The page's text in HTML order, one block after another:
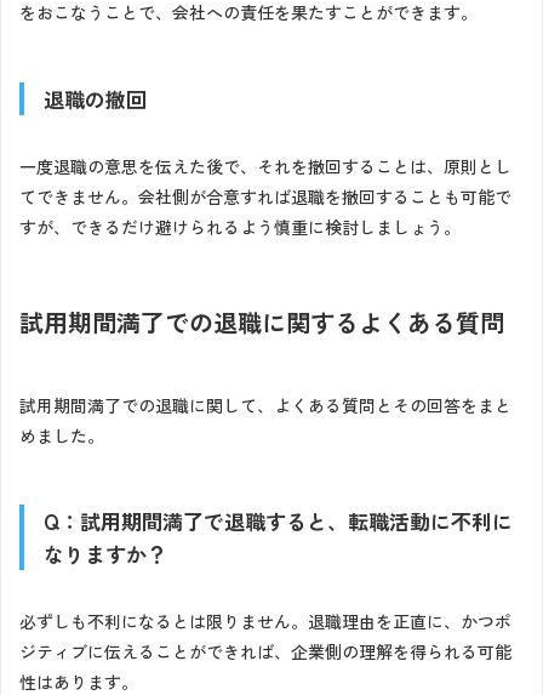
をおこなうことで、会社への責任を果たすことができます。
退職の撤回
一度退職の意思を伝えた後で、それを撤回することは、原則とし
てできません。会社側が合意すれば退職を撤回することも可能で
すが、できるだけ避けられるよう慎重に検討しましょう。
試用期間満了での退職に関するよくある質問
試用期間満了での退職に関して、よくある質問とその回答をまと
めました。
Q：試用期間満了で退職すると、転職活動に不利に
なりますか？
必ずしも不利になるとは限りません。退職理由を正直に、かつポ
ジティブに伝えることができれば、企業側の理解を得られる可能
性はあります。